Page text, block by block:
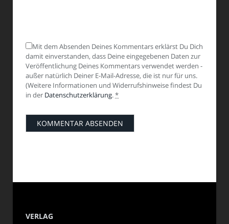
Mit dem Absenden Deines Kommentars erklärst Du Dich
damit einverstanden, dass Deine eingegebenen Daten zur
Veröffentlichung Deines Kommentars verwendet werden -
außer natürlich Deiner E-Mail-Adresse, die ist nur für uns.
(Weitere Informationen und Widerrufshinweise findest Du
in der Datenschutzerklärung.*
VERLAG